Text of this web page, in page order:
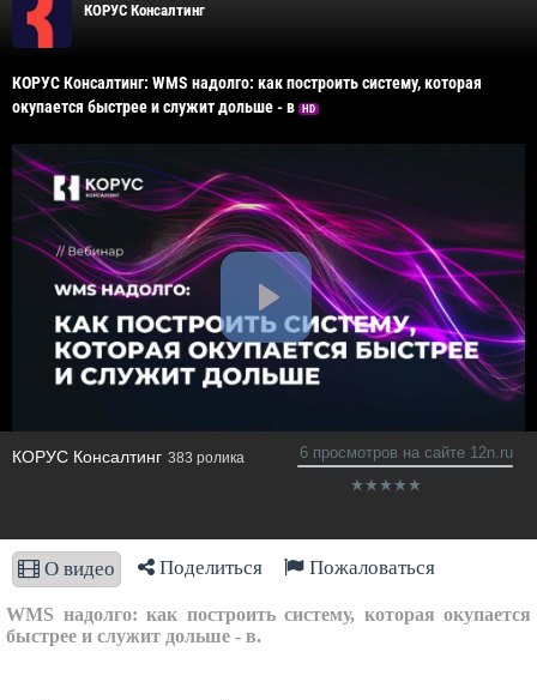
КОРУС Консалтинг
​КОРУС Консалтинг: WMS надолго: как построить систему, которая
окупается быстрее и служит дольше - в
HD
КОРУС Консалтинг 383 ролика 6 просмотров на сайте 12n.ru
О видео Поделиться Пожаловаться
WMS надолго: как построить систему, которая окупается
быстрее и служит дольше - в.